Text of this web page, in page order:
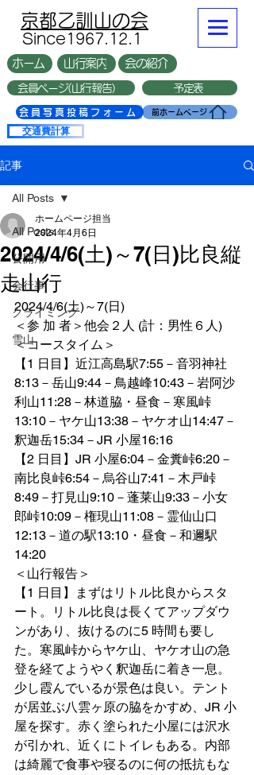
複数台
​京都乙訓山の会
​Since1967.12.1
前ホームページ
会員写真投稿フォーム
山行案内
ホーム 会の紹介
会員ページ(山行報告） 予定表
交通費計算
記事
All Posts
公開用
会行事
クライミング
雪山
All Posts
2024/4/6(土)～7(日)比良縦
走山行
ホームページ担当
2024年4月6日
2024/4/6(土)～7(日)
＜参 加 者＞他会２人 (計：男性６人)
＜コースタイム＞
【1 日目】近江高島駅7:55－音羽神社
8:13－岳山9:44－鳥越峰10:43－岩阿沙
利山11:28－林道脇・昼食－寒風峠
13:10－ヤケ山13:38－ヤケオ山14:47－
釈迦岳15:34－JR 小屋16:16
【2 日目】JR 小屋6:04－金糞峠6:20－
南比良峠6:54－烏谷山7:41－木戸峠
8:49－打見山9:10－蓬莱山9:33－小女
郎峠10:09－権現山11:08－霊仙山口
12:13－道の駅13:10・昼食－和邇駅
14:20
＜山行報告＞
【1 日目】まずはリトル比良からスタ
ート。リトル比良は長くてアップダウ
ンがあり、抜けるのに5 時間も要し
た。寒風峠からヤケ山、ヤケオ山の急
登を経てようやく釈迦岳に着き一息。
少し霞んでいるが景色は良い。テント
が居並ぶ八雲ヶ原の脇をかすめ、JR 小
屋を探す。赤く塗られた小屋には沢水
が引かれ、近くにトイレもある。内部
は綺麗で食事や寝るのに何の抵抗もな